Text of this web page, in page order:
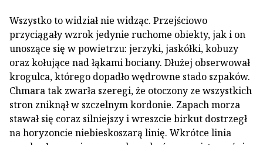
Wszystko to widział nie widząc. Przejściowo
przyciągały wzrok jedynie ruchome obiekty, jak i on
unoszące się w powietrzu: jerzyki, jaskółki, kobuzy
oraz kołujące nad łąkami bociany. Dłużej obserwował
krogulca, którego dopadło wędrowne stado szpaków.
Chmara tak zwarła szeregi, że otoczony ze wszystkich
stron zniknął w szczelnym kordonie. Zapach morza
stawał się coraz silniejszy i wreszcie birkut dostrzegł
na horyzoncie niebieskoszarą linię. Wkrótce linia